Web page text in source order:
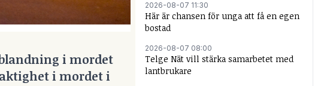
i mordet
i mordet i
2026-08-07 11:30
Här är chansen för unga att få en egen
bostad
2026-08-07 08:00
Telge Nät vill stärka samarbetet med
lantbrukare